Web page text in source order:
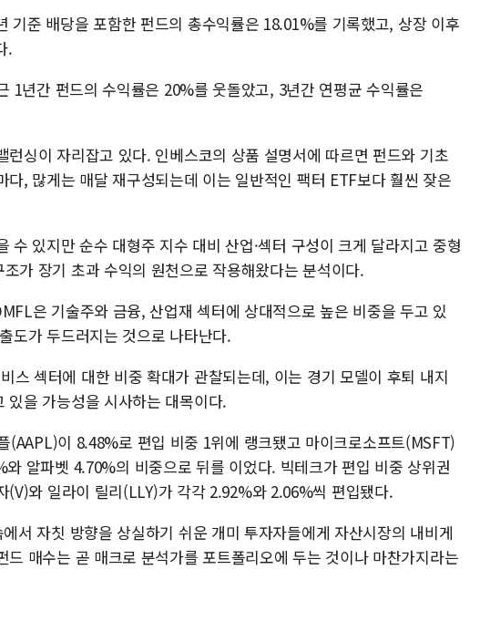
기준 배당을 포함한 펀드의 총수익률은 18.01%를 기록했고, 상장 이후
.
1년간 펀드의 수익률은 20%를 웃돌았고, 3년간 연평균 수익률은
런싱이 자리잡고 있다. 인베스코의 상품 설명서에 따르면 펀드와 기초
다, 많게는 매달 재구성되는데 이는 일반적인 팩터 ETF보다 훨씬 잦은
수 있지만 순수 대형주 지수 대비 산업·섹터 구성이 크게 달라지고 중형
가 장기 초과 수익의 원천으로 작용해왔다는 분석이다.
은 기술주와 금융, 산업재 섹터에 상대적으로 높은 비중을 두고 있
도가 두드러지는 것으로 나타난다.
스 섹터에 대한 비중 확대가 관찰되는데, 이는 경기 모델이 후퇴 내지
있을 가능성을 시사하는 대목이다.
(AAPL)이 8.48%로 편입 비중 1위에 랭크됐고 마이크로소프트(MSFT)
알파벳 4.70%의 비중으로 뒤를 이었다. 빅테크가 편입 비중 상위권
(V)와 일라이 릴리(LLY)가 각각 2.92%와 2.06%씩 편입됐다.
서 자칫 방향을 상실하기 쉬운 개미 투자자들에게 자산시장의 내비게
드 매수는 곧 매크로 분석가를 포트폴리오에 두는 것이나 마찬가지라는